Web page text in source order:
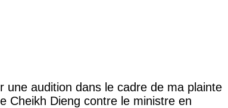
une audition dans le cadre de ma plainte
Cheikh Dieng contre le ministre en